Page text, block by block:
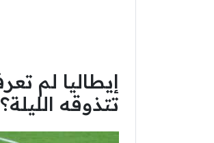
تتذوقه الليلة؟